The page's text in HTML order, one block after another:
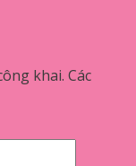
khai. Các